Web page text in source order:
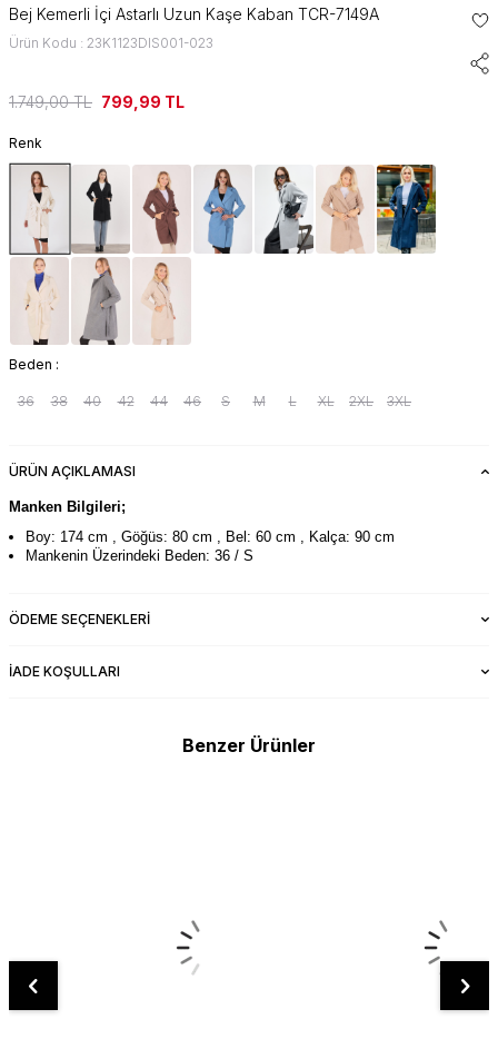
Bej Kemerli İçi Astarlı Uzun Kaşe Kaban TCR-7149A
Ürün Kodu : 23K1123DIS001-023
1.749,00TL 799,99 TL
Renk
Beden :
36 38 40 42 44 46 S M L XL 2XL 3XL
ÜRÜN AÇIKLAMASI
Manken Bilgileri;
Boy: 174 cm , Göğüs: 80 cm , Bel: 60 cm , Kalça: 90 cm
Mankenin Üzerindeki Beden: 36 / S
ÖDEME SEÇENEKLERI
İADE KOŞULLARI
Benzer Ürünler